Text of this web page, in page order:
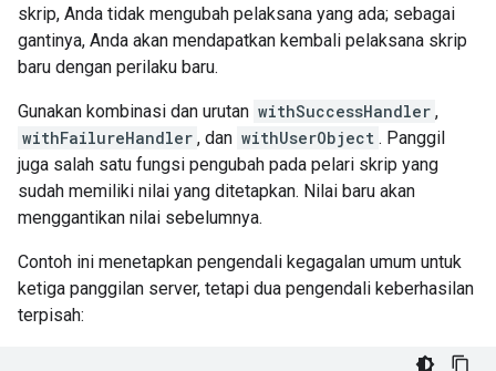
skrip, Anda tidak mengubah pelaksana yang ada; sebagai
gantinya, Anda akan mendapatkan kembali pelaksana skrip
baru dengan perilaku baru.
Gunakan kombinasi dan urutan withSuccessHandler ,
withFailureHandler , dan withUserObject . Panggil
juga salah satu fungsi pengubah pada pelari skrip yang
sudah memiliki nilai yang ditetapkan. Nilai baru akan
menggantikan nilai sebelumnya.
Contoh ini menetapkan pengendali kegagalan umum untuk
ketiga panggilan server, tetapi dua pengendali keberhasilan
terpisah: